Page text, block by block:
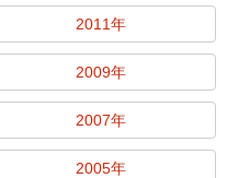
2011年
2009年
2007年
2005年